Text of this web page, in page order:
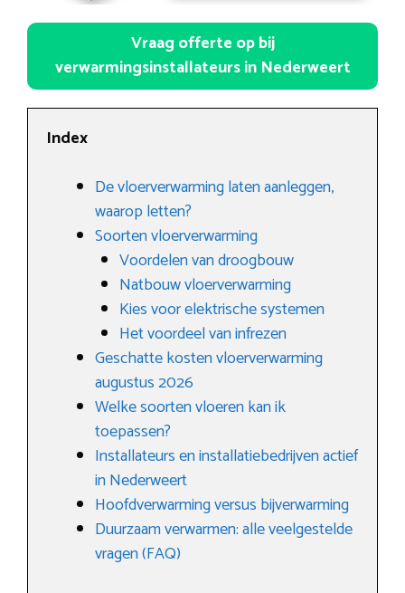
Vraag offerte op bij
verwarmingsinstallateurs in Nederweert
Index
De vloerverwarming laten aanleggen,
waarop letten?
Soorten vloerverwarming
Voordelen van droogbouw
Natbouw vloerverwarming
Kies voor elektrische systemen
Het voordeel van infrezen
Geschatte kosten vloerverwarming
augustus 2026
Welke soorten vloeren kan ik
toepassen?
Installateurs en installatiebedrijven actief
in Nederweert
Hoofdverwarming versus bijverwarming
Duurzaam verwarmen: alle veelgestelde
vragen (FAQ)